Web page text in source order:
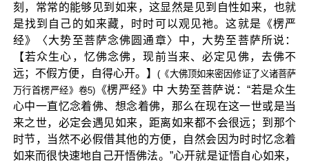
刻，常常的能够见到如来，这显然是见到自性如来，也就
是找到自己的如来藏，时时可以观见祂。这就是《楞严
经》〈大势至菩萨念佛圆通章〉中，大势至菩萨所说：
【若众生心，忆佛念佛，现前当来、必定见佛，去佛不
远；不假方便，自得心开。】(《大佛顶如来密因修证了义诸菩萨
万行首楞严经》卷5) 《楞严经》中 大势至菩萨说：“若是众生
心中一直忆念着佛、想念着佛，那么在现在这一世或是当
来之世，必定会遇见如来，距离如来都不会很远；到那个
时节，当然不必假借其他的方便，自然会因为时时忆念着
如来而很快速地自己开悟佛法。”心开就是证悟自心如来，